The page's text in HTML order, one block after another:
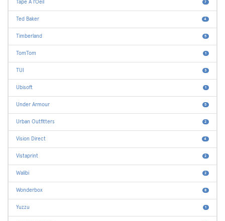
Tape A l'Oeil 7
Ted Baker 4
Timberland 5
TomTom 1
TUI 3
Ubisoft 1
Under Armour 5
Urban Outfitters 2
Vision Direct 4
Vistaprint 2
Walibi 2
Wonderbox 8
Yuzzu 1